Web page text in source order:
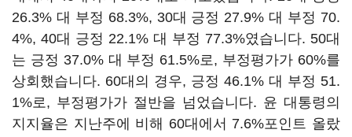
26.3% 대 부정 68.3%, 30대 긍정 27.9% 대 부정 70.
4%, 40대 긍정 22.1% 대 부정 77.3%였습니다. 50대
는 긍정 37.0% 대 부정 61.5%로, 부정평가가 60%를
상회했습니다. 60대의 경우, 긍정 46.1% 대 부정 51.
1%로, 부정평가가 절반을 넘었습니다. 윤 대통령의
지지율은 지난주에 비해 60대에서 7.6%포인트 올랐